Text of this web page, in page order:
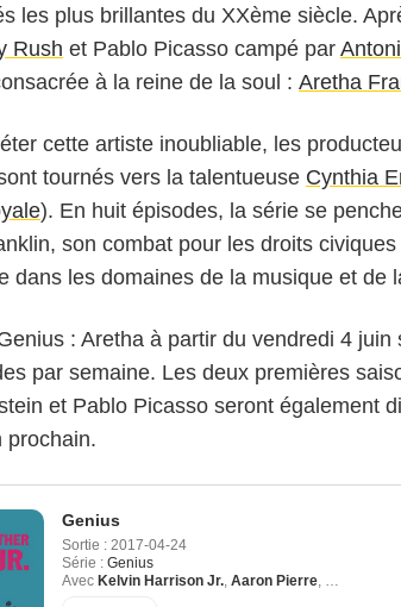
les plus brillantes du XXème siècle.
Rush et Pablo Picasso campé par
à la reine de la soul : Aretha
cette artiste inoubliable, les
tournés vers la talentueuse Cynthia
). En huit épisodes, la série se
son combat pour les droits
dans les domaines de la musique et de
: Aretha à partir du vendredi 4
par semaine. Les deux premières
et Pablo Picasso seront également
prochain.
Genius
Sortie : 2017-04-24
Série : Genius
Avec Kelvin Harrison Jr., Aaron Pierre, Weruche